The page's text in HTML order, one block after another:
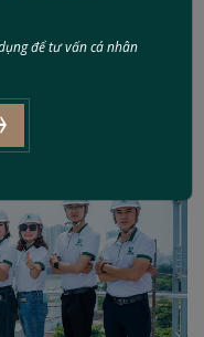
điều chỉnh trong tầm
để tư vấn cá nhân